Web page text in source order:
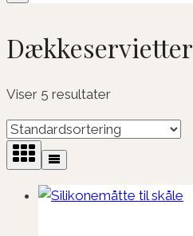
Dækkeservietter
Viser 5 resultater